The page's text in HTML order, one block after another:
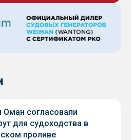
Оман согласовали
для судоходства в
проливе